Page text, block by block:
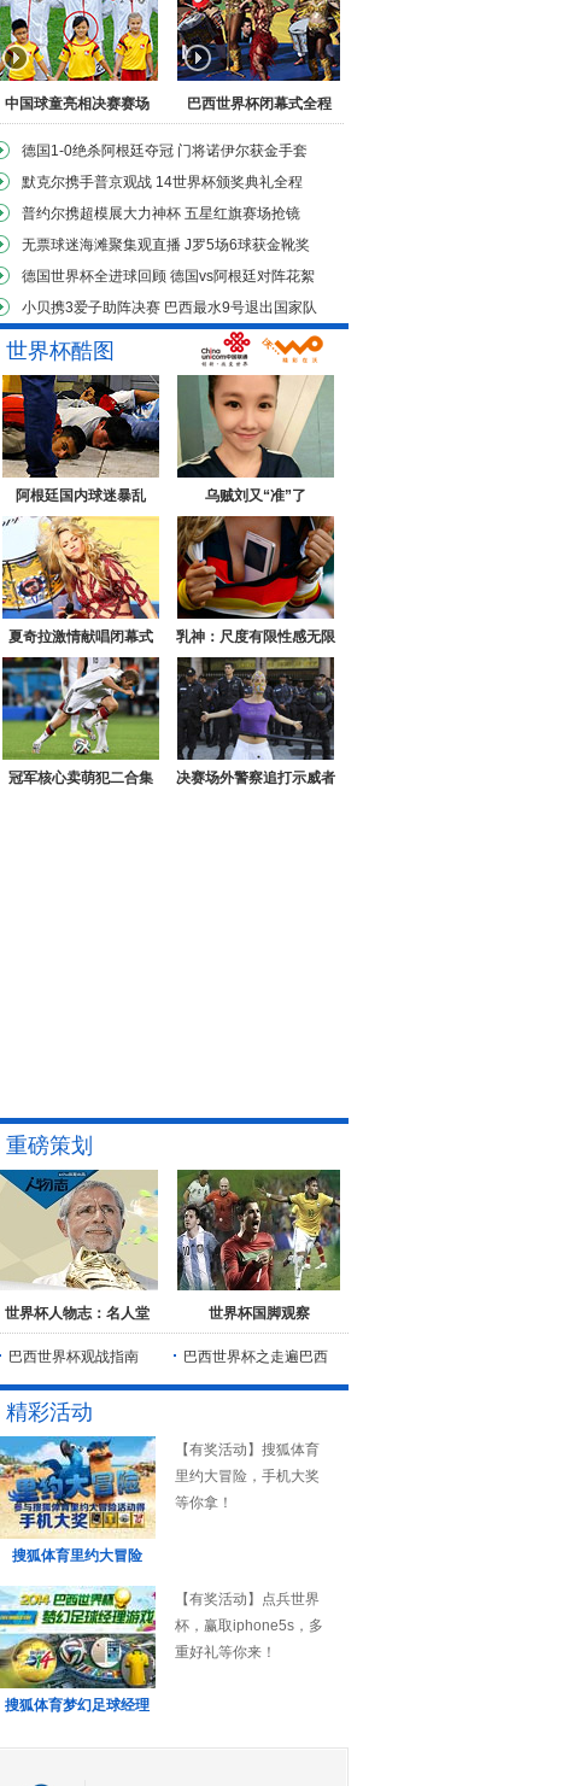
中国球童亮相决赛赛场 巴西世界杯闭幕式全程
德国1-0绝杀阿根廷夺冠 门将诺伊尔获金手套
默克尔携手普京观战 14世界杯颁奖典礼全程
普约尔携超模展大力神杯 五星红旗赛场抢镜
无票球迷海滩聚集观直播 J罗5场6球获金靴奖
德国世界杯全进球回顾 德国vs阿根廷对阵花絮
小贝携3爱子助阵决赛 巴西最水9号退出国家队
世界杯酷图
阿根廷国内球迷暴乱 乌贼刘又“准”了
夏奇拉激情献唱闭幕式 乳神：尺度有限性感无限
冠军核心卖萌犯二合集 决赛场外警察追打示威者
重磅策划
世界杯人物志：名人堂 世界杯国脚观察
巴西世界杯观战指南 巴西世界杯之走遍巴西
精彩活动
搜狐体育里约大冒险
【有奖活动】搜狐体育
里约大冒险，手机大奖
等你拿！
搜狐体育梦幻足球经理
【有奖活动】点兵世界
杯，赢取iphone5s，多
重好礼等你来！